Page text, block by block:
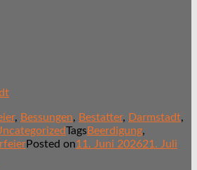
, Bessungen, Bestatter, Darmstadt,
TagsBeerdigung,
Posted on11. Juni 202621. Juli